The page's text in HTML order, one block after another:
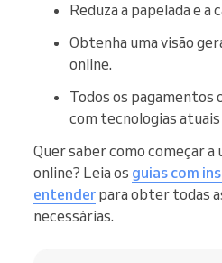
Reduza a papelada e
Obtenha uma visão
online.
Todos os pagamentos
com tecnologias
Quer saber como começar a
online? Leia os guias com
entender para obter todas
necessárias.